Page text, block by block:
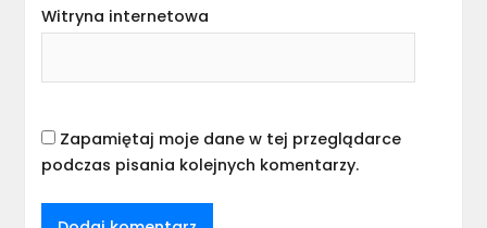
Witryna internetowa
Zapamiętaj moje dane w tej przeglądarce
podczas pisania kolejnych komentarzy.